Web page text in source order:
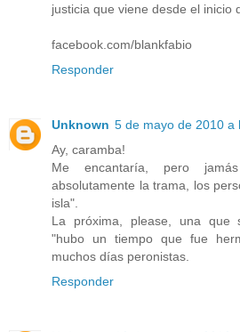
justicia que viene desde el inicio
facebook.com/blankfabio
Responder
Unknown 5 de mayo de 2010 a
Ay, caramba!
Me encantaría, pero
absolutamente la trama, los
isla".
La próxima, please, una que
"hubo un tiempo que fue
muchos días peronistas.
Responder